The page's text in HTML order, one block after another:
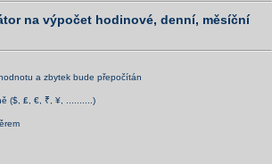
na výpočet hodinové, denní, měsíční
a zbytek bude přepočítán
($, ₤, €, ₹, ¥, ..........)